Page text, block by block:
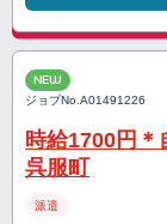
NEW
ジョブNo.A01491226
時給1700円＊
呉服町
派遣